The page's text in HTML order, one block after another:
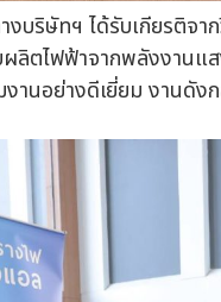
งบริษัทฯ ได้รับเกียรติจ
ผลิตไฟฟ้าจากพลังงาน
านอย่างดีเยี่ยม งานดั